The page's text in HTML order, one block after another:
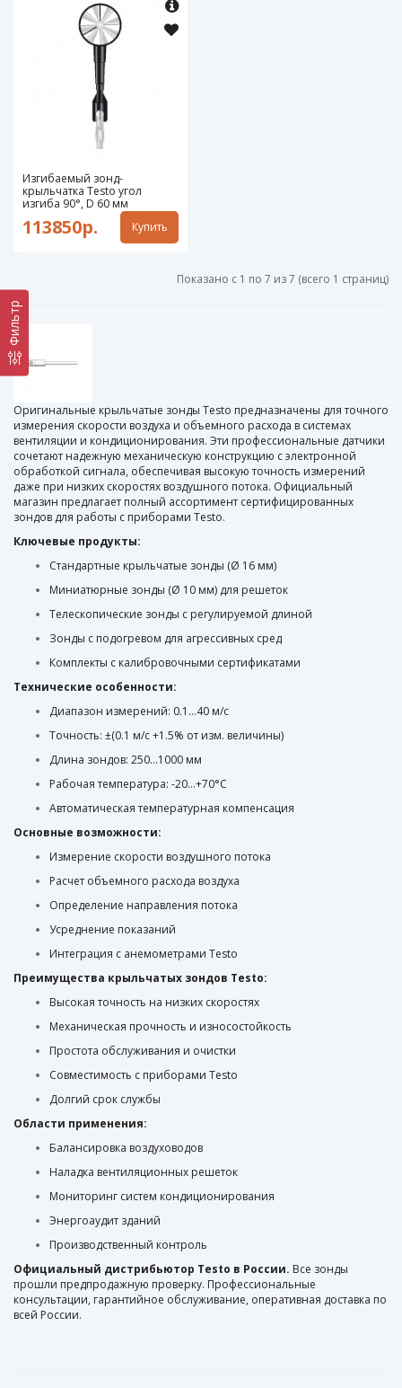
Фильтр
Изгибаемый зонд-
крыльчатка Testo угол
изгиба 90°, D 60 мм
113850р. Купить
Показано с 1 по 7 из 7 (всего 1 страниц)
Оригинальные крыльчатые зонды Testo предназначены для точного
измерения скорости воздуха и объемного расхода в системах
вентиляции и кондиционирования. Эти профессиональные датчики
сочетают надежную механическую конструкцию с электронной
обработкой сигнала, обеспечивая высокую точность измерений
даже при низких скоростях воздушного потока. Официальный
магазин предлагает полный ассортимент сертифицированных
зондов для работы с приборами Testo.
Ключевые продукты:
Стандартные крыльчатые зонды (Ø 16 мм)
Миниатюрные зонды (Ø 10 мм) для решеток
Телескопические зонды с регулируемой длиной
Зонды с подогревом для агрессивных сред
Комплекты с калибровочными сертификатами
Технические особенности:
Диапазон измерений: 0.1...40 м/с
Точность: ±(0.1 м/с +1.5% от изм. величины)
Длина зондов: 250...1000 мм
Рабочая температура: -20...+70°C
Автоматическая температурная компенсация
Основные возможности:
Измерение скорости воздушного потока
Расчет объемного расхода воздуха
Определение направления потока
Усреднение показаний
Интеграция с анемометрами Testo
Преимущества крыльчатых зондов Testo:
Высокая точность на низких скоростях
Механическая прочность и износостойкость
Простота обслуживания и очистки
Совместимость с приборами Testo
Долгий срок службы
Области применения:
Балансировка воздуховодов
Наладка вентиляционных решеток
Мониторинг систем кондиционирования
Энергоаудит зданий
Производственный контроль
Официальный дистрибьютор Testo в России. Все зонды
прошли предпродажную проверку. Профессиональные
консультации, гарантийное обслуживание, оперативная доставка по
всей России.